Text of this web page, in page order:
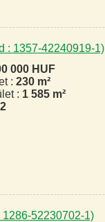
: 1357-42240919-1)
000 HUF
: 230 m²
: 1 585 m²
2
1286-52230702-1)